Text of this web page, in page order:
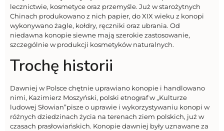
lecznictwie, kosmetyce oraz przemyśle. Już w starożytnych
Chinach produkowano z nich papier, do XIX wieku z konopi
wykonywano żagle, kołdry, ręczniki oraz ubrania. Od
niedawna konopie siewne mają szerokie zastosowanie,
szczególnie w produkcji kosmetyków naturalnych.
Trochę historii
Dawniej w Polsce chętnie uprawiano konopie i handlowano
nimi, Kazimierz Moszyński, polski etnograf w „Kulturze
ludowej Słowian”pisze o uprawie i wykorzystywaniu konopi w
różnych dziedzinach życia na terenach ziem polskich, już w
czasach prasłowiańskich. Konopie dawniej były uznawane za